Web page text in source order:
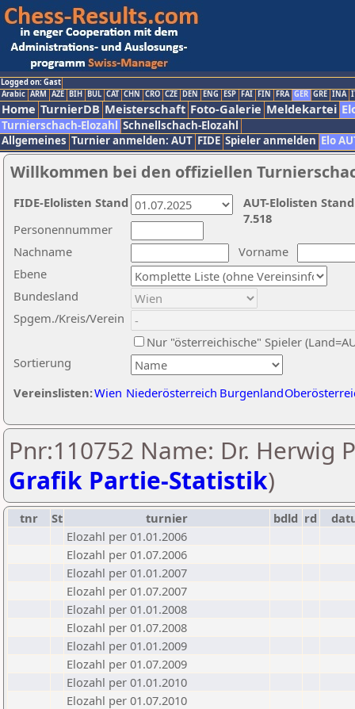
Logged on: Gast
Arabic ARM AZE BIH BUL CAT CHN CRO CZE DEN ENG ESP FAI FIN FRA GER GRE INA
Home TurnierDB Meisterschaft Foto-Galerie Meldekartei
Turnierschach-Elozahl Schnellschach-Elozahl
Allgemeines Turnier anmelden: AUT FIDE Spieler anmelden Elo
Willkommen bei den offiziellen
Nachname
Vorname
Ebene
Sortierung
Personennummer
Bundesland
Spgem./Kreis/Verein
Nur "österreichische" Spieler
Vereinslisten:Wien Niederösterreich Burgenland
AUT-Elolisten
7.518
FIDE-Elolisten Stand
Pnr:110752 Name: Dr. Herwig
Grafik Partie-Statistik)
tnr St turnier bdld rd
Elozahl per 01.01.2006
Elozahl per 01.07.2006
Elozahl per 01.01.2007
Elozahl per 01.07.2007
Elozahl per 01.01.2008
Elozahl per 01.07.2008
Elozahl per 01.01.2009
Elozahl per 01.07.2009
Elozahl per 01.01.2010
Elozahl per 01.07.2010